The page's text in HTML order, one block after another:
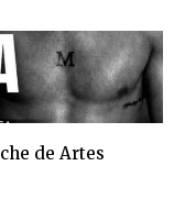
de Artes